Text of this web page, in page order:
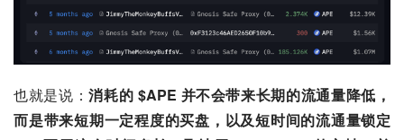
也就是说：消耗的 $APE 并不会带来长期的流通量降低，
而是带来短期一定程度的买盘，以及短时间的流通量锁定